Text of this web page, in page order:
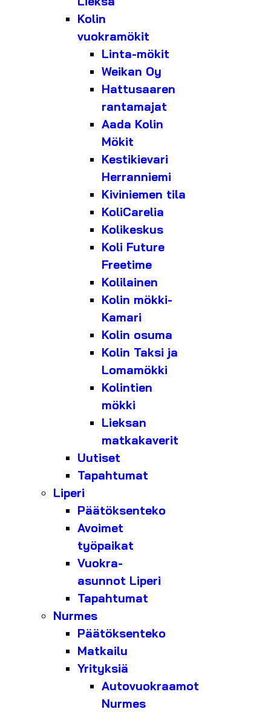
Kolin
vuokramökit
Linta-mökit
Weikan Oy
Hattusaaren
rantamajat
Aada Kolin
Mökit
Kestikievari
Herranniemi
Kiviniemen tila
KoliCarelia
Kolikeskus
Koli Future
Freetime
Kolilainen
Kolin mökki-
Kamari
Kolin osuma
Kolin Taksi ja
Lomamökki
Kolintien
mökki
Lieksan
matkakaverit
Uutiset
Tapahtumat
Liperi
Päätöksenteko
Avoimet
työpaikat
Vuokra-
asunnot Liperi
Tapahtumat
Nurmes
Päätöksenteko
Matkailu
Yrityksiä
Autovuokraamot
Nurmes